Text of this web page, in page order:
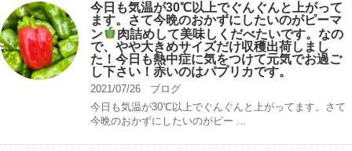
今日も気温が30℃以上でぐんぐんと上がって
ます。さて今晩のおかずにしたいのがピーマ
ン
肉詰めして美味しくだべたいです。なの
で、やや大きめサイズだけ収穫出荷しまし
た！今日も熱中症に気をつけて元気でお過ご
し下さい！赤いのはパプリカです。
2021/07/26
ブログ
今日も気温が30℃以上でぐんぐんと上がってます。さて
今晩のおかずにしたいのがピー ...